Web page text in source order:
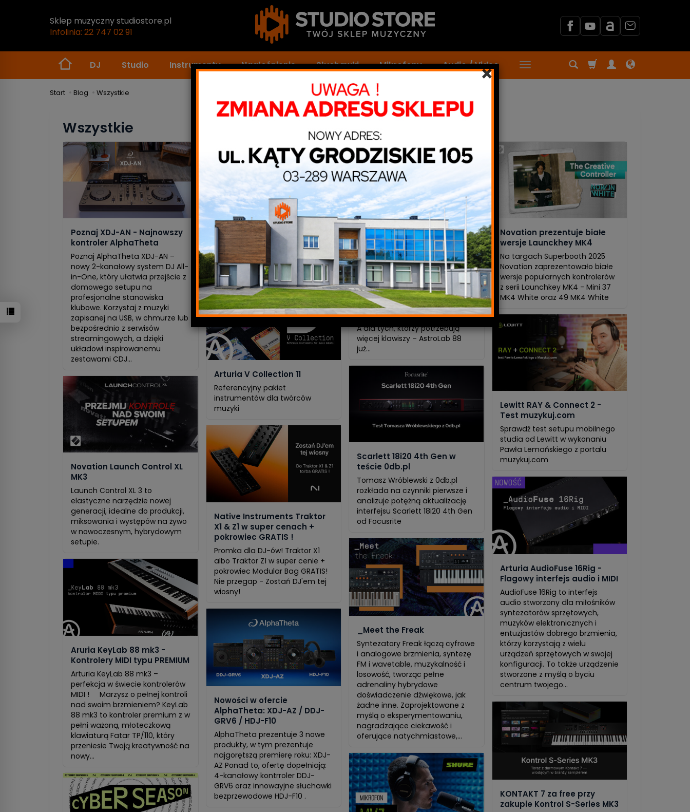
×
Sklep muzyczny studiostore.pl
Infolinia: 22 747 02 91
DJ Studio Instrumenty Nagłośnienie Słuchawki Mikrofony Audio / Video
Start Blog Wszystkie
Wszystkie
Poznaj XDJ-AN - Najnowszy
kontroler AlphaTheta
Poznaj AlphaTheta XDJ-AN –
nowy 2-kanałowy system DJ All-
in-One, który ułatwia przejście z
domowego setupu na
profesjonalne stanowiska
klubowe. Korzystaj z muzyki
zapisanej na USB, w chmurze lub
bezpośrednio z serwisów
streamingowych, a dzięki
układowi inspirowanemu
zestawami CDJ...
Promocja ZOOM - Osłony
GRATIS !
Osłony przeciwwietrzne do H1e,
H2e, H4e GRATIS !
Arturia AstroLab - Firmware
update 1.5
Arturia AstroLab - Firmware
update 1.5 Nowa aktualizacja
AstroLab 1.5 zapewnia lepszą
integrację z V Collection 11,
Pigments 6 i Analog Lab.
Dostępne są nowe presety i
funkcje przyjazne dla live'owców.
A dla tych, którzy potrzebują
więcej klawiszy – AstroLab 88
już...
Novation prezentuje białe
wersje Launckhey MK4
Na targach Superbooth 2025
Novation zaprezentowało białe
wersje popularnych kontrolerów
z serii Launchkey MK4 - Mini 37
MK4 White oraz 49 MK4 White
Novation Launch Control XL
MK3
Launch Control XL 3 to
elastyczne narzędzie nowej
generacji, idealne do produkcji,
miksowania i występów na żywo
w nowoczesnym, hybrydowym
setupie.
Arturia V Collection 11
Referencyjny pakiet
instrumentów dla twórców
muzyki
Scarlett 18i20 4th Gen w
teście 0db.pl
Tomasz Wróblewski z 0db.pl
rozkłada na czynniki pierwsze i
analizuje potężną aktualizację
interfejsu Scarlett 18i20 4th Gen
od Focusrite
Lewitt RAY & Connect 2 -
Test muzykuj.com
Sprawdź test setupu mobilnego
studia od Lewitt w wykonaniu
Pawła Lemańskiego z portalu
muzykuj.com
Aruria KeyLab 88 mk3 -
Kontrolery MIDI typu PREMIUM
Arturia KeyLab 88 mk3 –
perfekcja w świecie kontrolerów
MIDI ! Marzysz o pełnej kontroli
nad swoim brzmieniem? KeyLab
88 mk3 to kontroler premium z w
pełni ważoną, młoteczkową
klawiaturą Fatar TP/110, który
przeniesie Twoją kreatywność na
nowy...
Native Instruments Traktor
X1 & Z1 w super cenach +
pokrowiec GRATIS !
Promka dla DJ-ów! Traktor X1
albo Traktor Z1 w super cenie +
pokrowiec Modular Bag GRATIS!
Nie przegap - Zostań DJ'em tej
wiosny!
_Meet the Freak
Syntezatory Freak łączą cyfrowe
i analogowe brzmienia, syntezę
FM i wavetable, muzykalność i
losowość, tworząc pełne
adrenaliny hybrydowe
doświadczenie dźwiękowe, jak
żadne inne. Zaprojektowane z
myślą o eksperymentowaniu,
nagradzające ciekawość i
oferujące natychmiastowe,...
Arturia AudioFuse 16Rig -
Flagowy interfejs audio i MIDI
AudioFuse 16Rig to interfejs
audio stworzony dla miłośników
syntezatorów sprzętowych,
muzyków elektronicznych i
entuzjastów dobrego brzmienia,
którzy korzystają z wielu
urządzeń sprzętowych w swojej
konfiguracji. To także urządzenie
stworzone z myślą o byciu
centrum twojego...
Nowości w ofercie
AlphaTheta: XDJ-AZ / DDJ-
GRV6 / HDJ-F10
AlphaTheta prezentuje 3 nowe
produkty, w tym prezentuje
najgorętszą premierę roku: XDJ-
AZ Ponad to, ofertę dopełniają:
4-kanałowy kontrroler DDJ-
GRV6 oraz innowayjne słuchawki
bezprzewodowe HDJ-F10 .
KONTAKT 7 za free przy
zakupie Kontrol S-Series MK3